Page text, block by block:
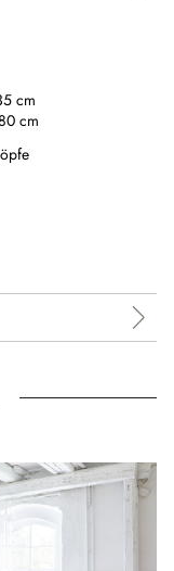
cm
cm